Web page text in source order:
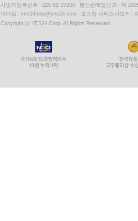
사업자등록번호 : 229-81-37000 통신판매업신고 : 제
이메일 : yes24help@yes24.com 호스팅 서비스사업자 :
Copyright ⓒ YES24 Corp. All Rights Reserved.